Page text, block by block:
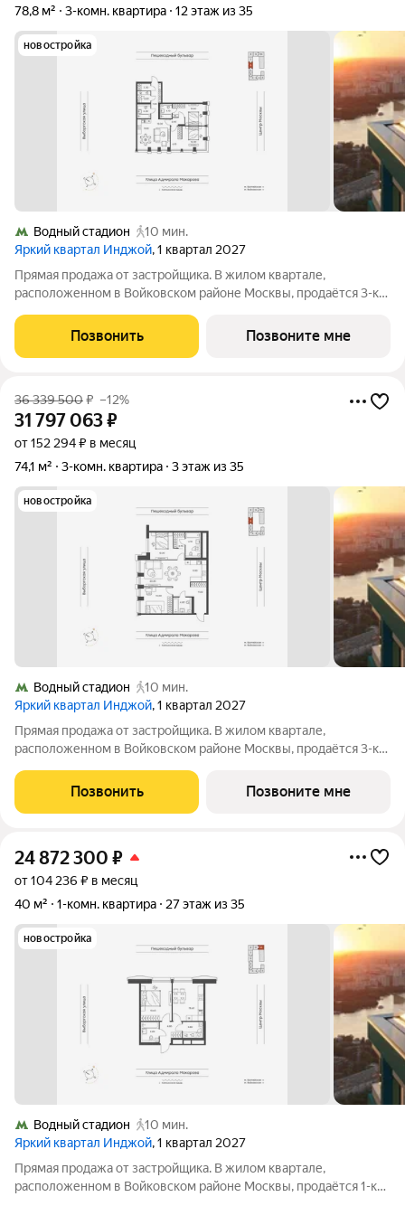
78,8 м²
3-комн. квартира 12 этаж из 35
новостройка
Водный стадион
10 мин.
Яркий квартал Инджой, 1 квартал 2027
Прямая продажа от застройщика. В жилом квартале,
расположенном в Войковском районе Москвы, продаётся 3-к
расположена на 12 этаже 33-этажного дома, корпус 1, в жилом
квартале бизнес-класса Инджой.
Позвонить Позвоните мне
36 339 500₽ –12%
31 797 063₽
от 152 294 ₽ в месяц
74,1 м²
3-комн. квартира 3 этаж из 35
новостройка
Водный стадион
10 мин.
Яркий квартал Инджой, 1 квартал 2027
Прямая продажа от застройщика. В жилом квартале,
расположенном в Войковском районе Москвы, продаётся 3-к
расположена на 3 этаже 33-этажного дома, корпус 1, в жилом
квартале бизнес-класса Инджой.
Позвонить Позвоните мне
24 872 300 ₽
от 104 236 ₽ в месяц
40 м²
1-комн. квартира 27 этаж из 35
новостройка
Водный стадион
10 мин.
Яркий квартал Инджой, 1 квартал 2027
Прямая продажа от застройщика. В жилом квартале,
расположенном в Войковском районе Москвы, продаётся 1-к